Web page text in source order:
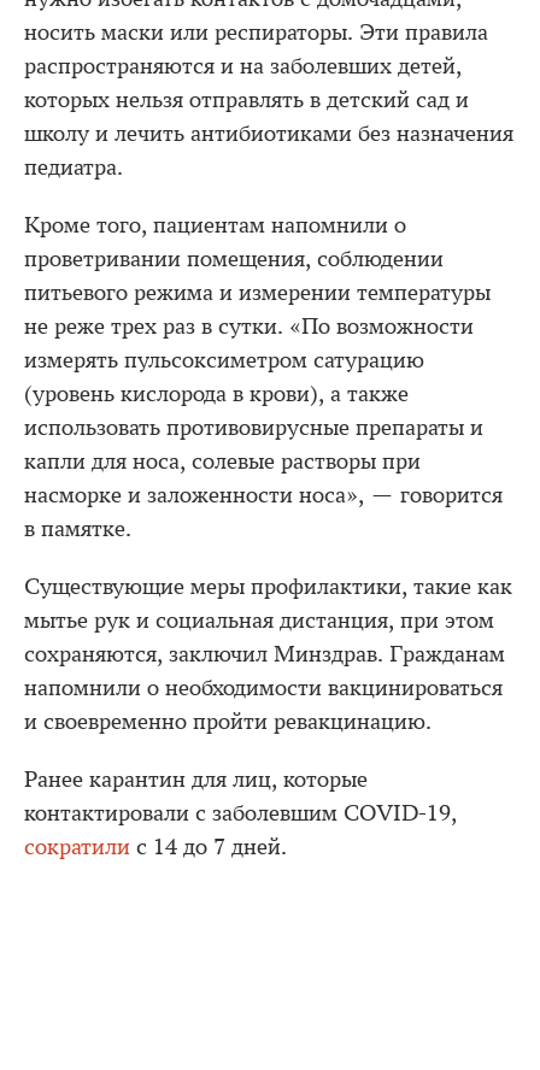
носить маски или респираторы. Эти правила
распространяются и на заболевших детей,
которых нельзя отправлять в детский сад и
школу и лечить антибиотиками без назначения
педиатра.
Кроме того, пациентам напомнили о
проветривании помещения, соблюдении
питьевого режима и измерении температуры
не реже трех раз в сутки. «По возможности
измерять пульсоксиметром сатурацию
(уровень кислорода в крови), а также
использовать противовирусные препараты и
капли для носа, солевые растворы при
насморке и заложенности носа», — говорится
в памятке.
Существующие меры профилактики, такие как
мытье рук и социальная дистанция, при этом
сохраняются, заключил Минздрав. Гражданам
напомнили о необходимости вакцинироваться
и своевременно пройти ревакцинацию.
Ранее карантин для лиц, которые
контактировали с заболевшим COVID-19,
сократили с 14 до 7 дней.